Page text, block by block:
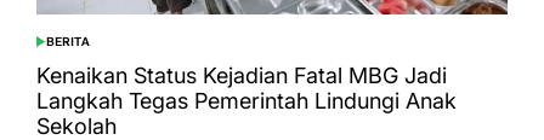
POSTED
IN
BERITA
Kenaikan Status Kejadian Fatal MBG Jadi
Langkah Tegas Pemerintah Lindungi Anak
Sekolah